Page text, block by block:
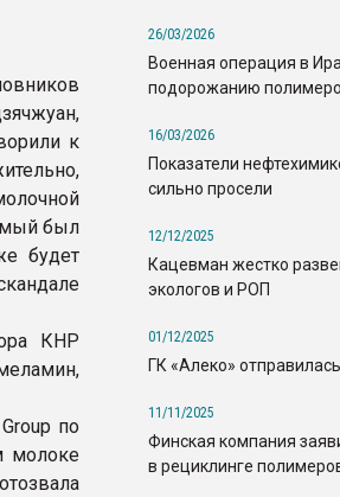
к
был
будет
КНР
по
молоке
26/03/2026
Военная операция в
подорожанию
16/03/2026
Показатели
сильно просели
12/12/2025
Кацевман жестко
экологов и РОП
01/12/2025
ГК «Алеко»
11/11/2025
Финская компания
в рециклинге